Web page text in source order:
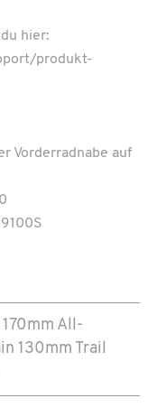
hier:
produkt-
Vorderradnabe auf
All-
130mm Trail